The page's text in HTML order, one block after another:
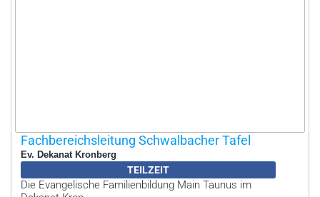
Fachbereichsleitung Schwalbacher Tafel
Ev. Dekanat Kronberg
TEILZEIT
Die Evangelische Familienbildung Main Taunus im